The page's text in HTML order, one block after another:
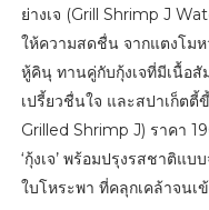
ย่างเจ (Grill Shrimp J
ให้ความสดชื่น จากแตงโม
หู้คินุ ทานคู่กับกุ้งเจที่มีเนื้อ
เปรี้ยวชื่นใจ และสปาเก็ตตี้
Grilled Shrimp J) ราคา
‘กุ้งเจ’ พร้อมปรุงรสชาติแ
ใบโหระพา ที่คลุกเคล้าจนเ